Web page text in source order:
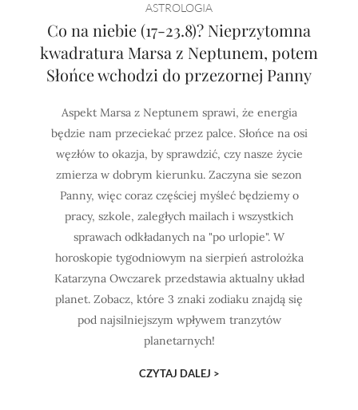
ASTROLOGIA
Co na niebie (17-23.8)? Nieprzytomna
kwadratura Marsa z Neptunem, potem
Słońce wchodzi do przezornej Panny
Aspekt Marsa z Neptunem sprawi, że energia
będzie nam przeciekać przez palce. Słońce na osi
węzłów to okazja, by sprawdzić, czy nasze życie
zmierza w dobrym kierunku. Zaczyna sie sezon
Panny, więc coraz częściej myśleć będziemy o
pracy, szkole, zaległych mailach i wszystkich
sprawach odkładanych na "po urlopie". W
horoskopie tygodniowym na sierpień astrolożka
Katarzyna Owczarek przedstawia aktualny układ
planet. Zobacz, które 3 znaki zodiaku znajdą się
pod najsilniejszym wpływem tranzytów
planetarnych!
CZYTAJ DALEJ >